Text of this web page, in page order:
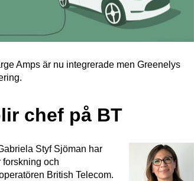
Amps är nu integrerade men Greenelys
chef på BT
Styf Sjöman har
forskning och
British Telecom.